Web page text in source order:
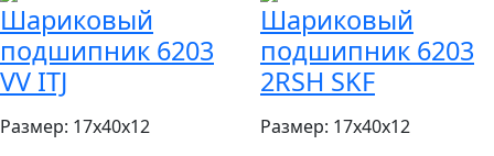
Шариковый
подшипник 6203
VV ITJ
Размер: 17x40x12
Шариковый
подшипник 6203
2RSH SKF
Размер: 17x40x12